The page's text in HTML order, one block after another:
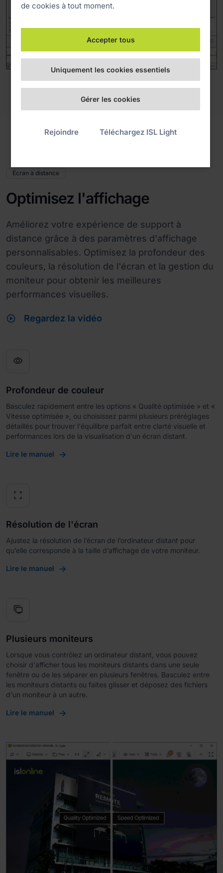
Écran à distance
Optimisez l'affichage
Améliorez votre expérience de support à
distance grâce à des paramètres d'affichage
personnalisables. Optimisez la profondeur des
couleurs, la résolution de l'écran et la gestion du
moniteur pour obtenir les meilleures
performances visuelles.
play_circle Regardez la vidéo
visibility
Profondeur de couleur
Basculez rapidement entre les options « Qualité optimisée » et «
Vitesse optimisée », ou choisissez parmi plusieurs préréglages
détaillés pour trouver l'équilibre parfait entre clarté visuelle et
performances lors de la visualisation d'un écran distant.
Lire le manuel
fullscreen
Résolution de l'écran
Ajustez la résolution de l’écran de l’ordinateur distant pour
qu’elle corresponde à la taille d’affichage de votre moniteur.
Lire le manuel
tv_displays
Plusieurs moniteurs
Lorsque vous contrôlez un ordinateur distant, vous pouvez
choisir d'afficher tous les moniteurs distants dans une seule
fenêtre ou de les séparer en plusieurs fenêtres. Basculez entre
les moniteurs distants ou faites glisser et déposez des fichiers
d'un moniteur à un autre.
Lire le manuel
de cookies à tout moment.
Accepter tous
Uniquement les cookies essentiels
Gérer les cookies
Rejoindre Téléchargez ISL Light